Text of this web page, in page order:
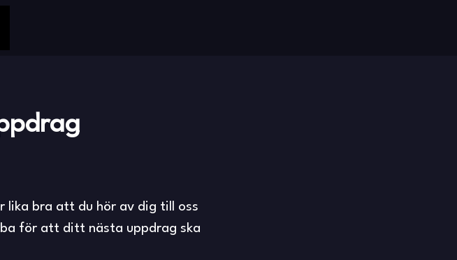
lika bra att du hör av dig till oss
för att ditt nästa uppdrag ska